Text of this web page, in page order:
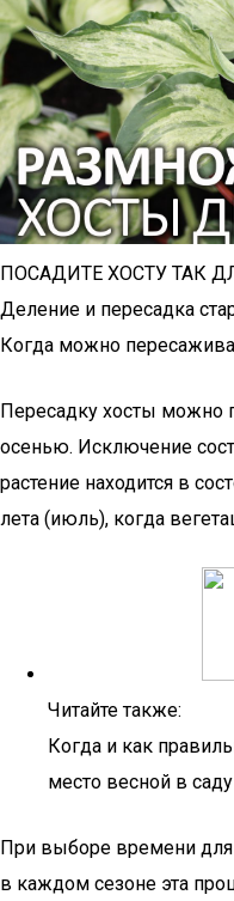
ПОСАДИТЕ ХОСТУ ТАК
Деление и пересадка
Когда можно
Пересадку хосты можно
осенью. Исключение
растение находится в
лета (июль), когда
Читайте также:
Когда и как
место весной в саду
При выборе времени для
в каждом сезоне эта